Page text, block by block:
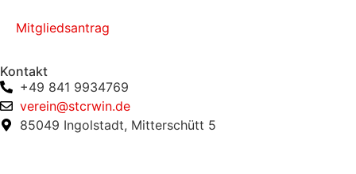
Mitgliedsantrag
Kontakt
+49 841 9934769
verein@stcrwin.de
85049 Ingolstadt, Mitterschütt 5